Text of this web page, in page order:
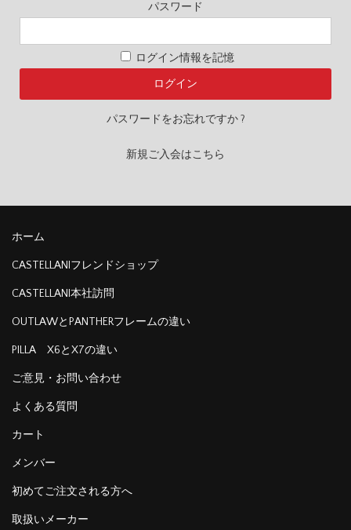
パスワード
ログイン情報を記憶
パスワードをお忘れですか ?
新規ご入会はこちら
ホーム
CASTELLANIフレンドショップ
CASTELLANI本社訪問
OUTLAWとPANTHERフレームの違い
PILLA X6とX7の違い
ご意見・お問い合わせ
よくある質問
カート
メンバー
初めてご注文される方へ
取扱いメーカー